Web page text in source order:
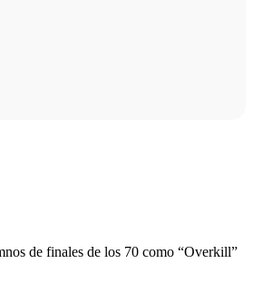
de finales de los 70 como “Overkill”